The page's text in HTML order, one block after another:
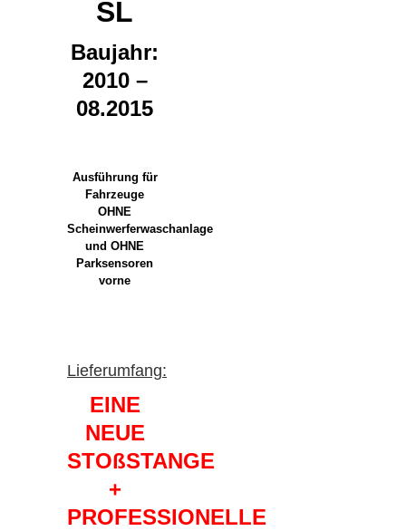
SL
Baujahr:
2010 –
08.2015
Ausführung für
Fahrzeuge
OHNE
Scheinwerferwaschanlage
und OHNE
Parksensoren
vorne
Lieferumfang:
EINE
NEUE
STOßSTANGE
+
PROFESSIONELLE